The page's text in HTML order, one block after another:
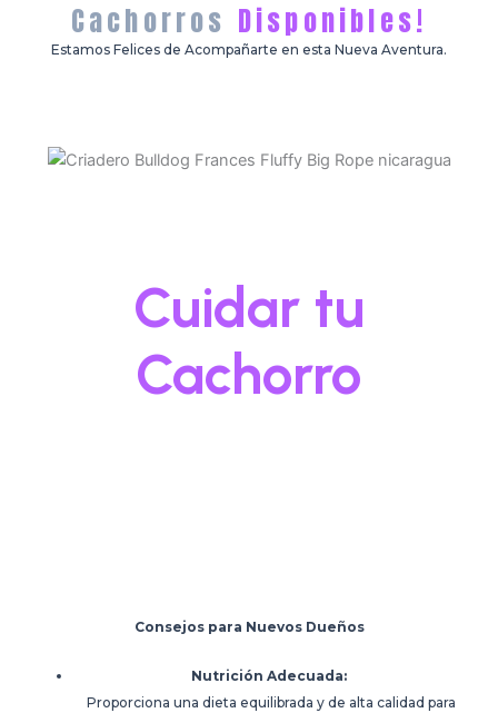
Cachorros Disponibles!
Estamos Felices de Acompañarte en esta Nueva Aventura.
Cuidar tu
Cachorro
Consejos para Nuevos Dueños
Nutrición Adecuada:
Proporciona una dieta equilibrada y de alta calidad para